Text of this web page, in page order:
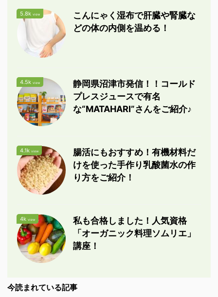
5.8k view
こんにゃく湿布で肝臓や腎臓な
どの体の内側を温める！
4.5k view
静岡県沼津市発信！！コールド
プレスジュースで有名
な“MATAHARI”さんをご紹介♪
4.1k view
腸活にもおすすめ！有機材料だ
けを使った手作り乳酸菌水の作
り方をご紹介！
4k view
私も合格しました！人気資格
「オーガニック料理ソムリエ」
講座！
今読まれている記事